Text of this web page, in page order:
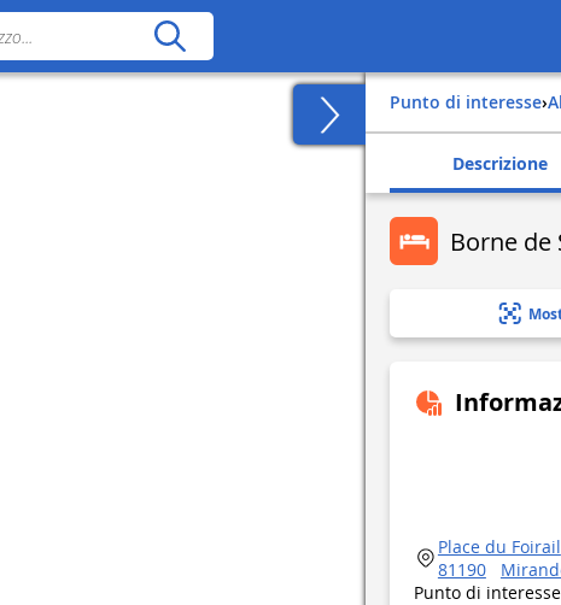
Punto di interesse›
Descrizione
Borne de
Place du Foirail
81190
Punto di